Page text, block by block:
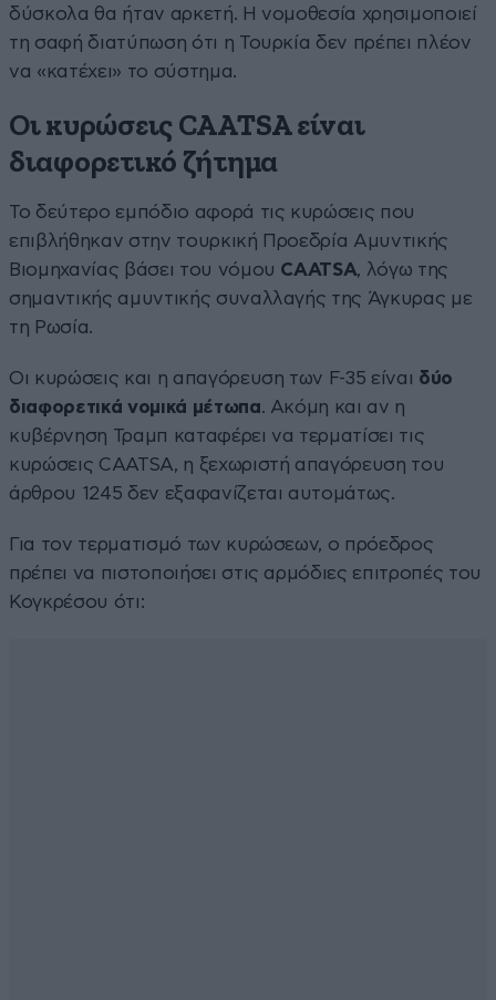
δύσκολα θα ήταν αρκετή. Η νομοθεσία χρησιμοποιεί
τη σαφή διατύπωση ότι η Τουρκία δεν πρέπει πλέον
να «κατέχει» το σύστημα.
Οι κυρώσεις CAATSA είναι
διαφορετικό ζήτημα
Το δεύτερο εμπόδιο αφορά τις κυρώσεις που
επιβλήθηκαν στην τουρκική Προεδρία Αμυντικής
Βιομηχανίας βάσει του νόμου CAATSA, λόγω της
σημαντικής αμυντικής συναλλαγής της Άγκυρας με
τη Ρωσία.
Οι κυρώσεις και η απαγόρευση των F-35 είναι δύο
διαφορετικά νομικά μέτωπα. Ακόμη και αν η
κυβέρνηση Τραμπ καταφέρει να τερματίσει τις
κυρώσεις CAATSA, η ξεχωριστή απαγόρευση του
άρθρου 1245 δεν εξαφανίζεται αυτομάτως.
Για τον τερματισμό των κυρώσεων, ο πρόεδρος
πρέπει να πιστοποιήσει στις αρμόδιες επιτροπές του
Κογκρέσου ότι: